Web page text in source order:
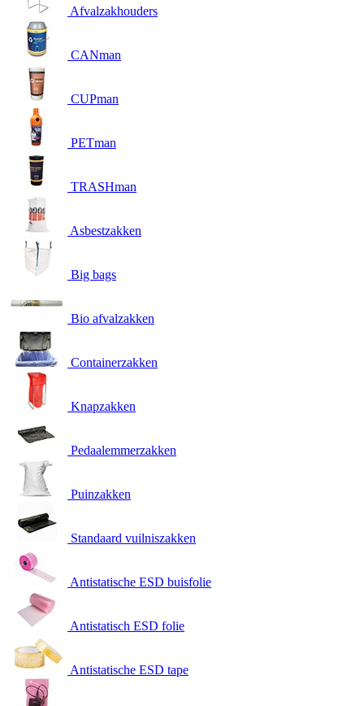
Afvalzakhouders
CANman
CUPman
PETman
TRASHman
Asbestzakken
Big bags
Bio afvalzakken
Containerzakken
Knapzakken
Pedaalemmerzakken
Puinzakken
Standaard vuilniszakken
Antistatische ESD buisfolie
Antistatisch ESD folie
Antistatische ESD tape